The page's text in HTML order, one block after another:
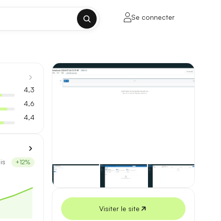
✕
sans découpage manuel.
milliers de mots.
Se connecter
4,3
4,6
4,4
+12%
Visiter le site